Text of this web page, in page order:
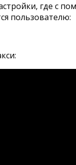
где с
пользователю: